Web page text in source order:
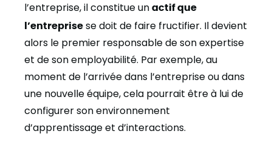
l’entreprise, il constitue un actif que
l’entreprise se doit de faire fructifier. Il devient
alors le premier responsable de son expertise
et de son employabilité. Par exemple, au
moment de l’arrivée dans l’entreprise ou dans
une nouvelle équipe, cela pourrait être à lui de
configurer son environnement
d’apprentissage et d’interactions.